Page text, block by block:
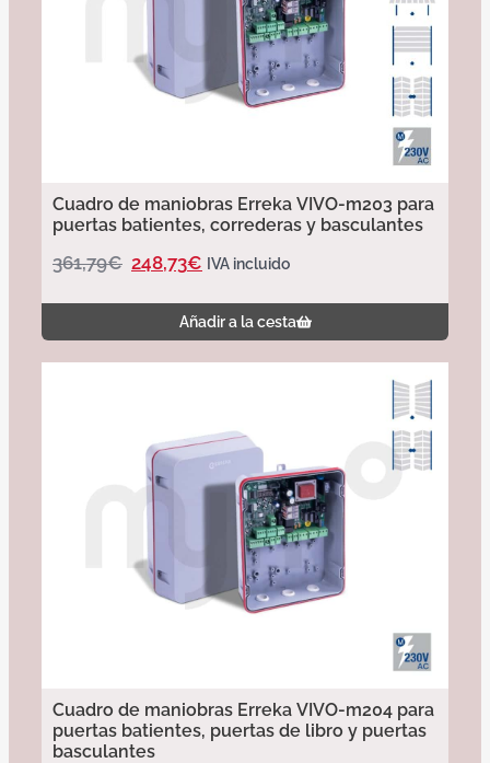
Cuadro de maniobras Erreka VIVO-m203 para
puertas batientes, correderas y basculantes
361,79€ 248,73€ IVA incluido
Añadir a la cesta
Cuadro de maniobras Erreka VIVO-m204 para
puertas batientes, puertas de libro y puertas
basculantes